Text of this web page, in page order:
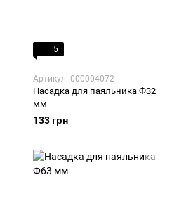
5
Артикул: 000004072
Насадка для паяльника Ф32
мм
133 грн